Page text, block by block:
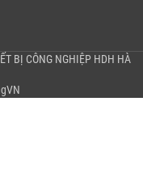
BỊ CÔNG NGHIỆP HDH HÀ